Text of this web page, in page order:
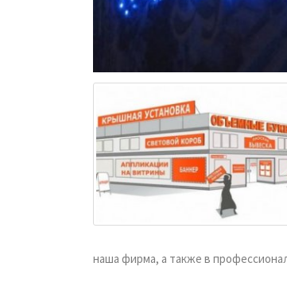
наша фирма, а также в